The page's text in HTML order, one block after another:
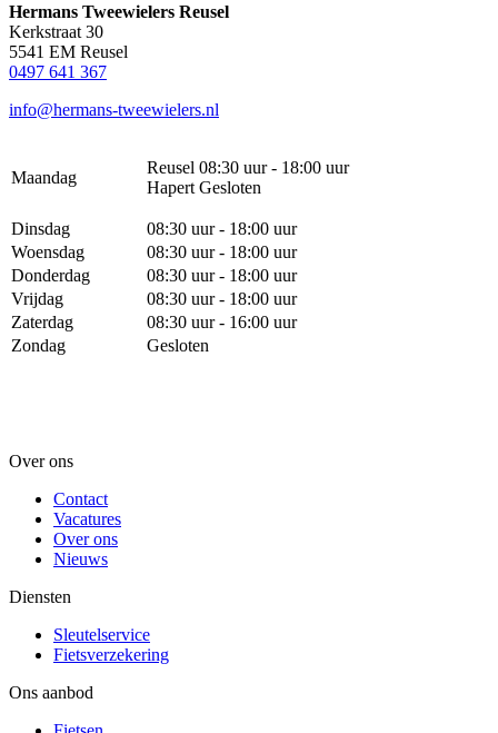
Hermans Tweewielers Reusel
Kerkstraat 30
5541 EM Reusel
0497 641 367
info@hermans-tweewielers.nl
Maandag
Reusel 08:30 uur - 18:00 uur
Hapert Gesloten
Dinsdag
08:30 uur - 18:00 uur
Woensdag
08:30 uur - 18:00 uur
Donderdag
08:30 uur - 18:00 uur
Vrijdag
08:30 uur - 18:00 uur
Zaterdag
08:30 uur - 16:00 uur
Zondag
Gesloten
Over ons
Contact
Vacatures
Over ons
Nieuws
Diensten
Sleutelservice
Fietsverzekering
Ons aanbod